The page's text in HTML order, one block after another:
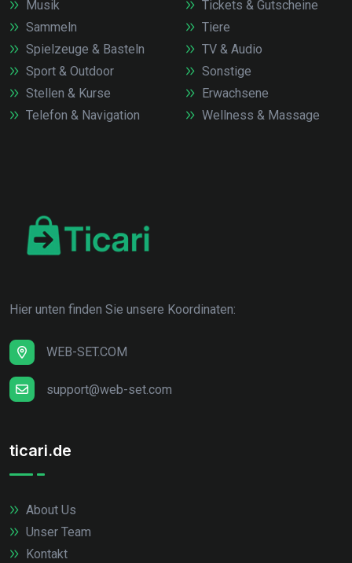
Musik
Sammeln
Spielzeuge & Basteln
Sport & Outdoor
Stellen & Kurse
Telefon & Navigation
Tickets & Gutscheine
Tiere
TV & Audio
Sonstige
Erwachsene
Wellness & Massage
Hier unten finden Sie unsere Koordinaten:
WEB-SET.COM
support@web-set.com
ticari.de
About Us
Unser Team
Kontakt